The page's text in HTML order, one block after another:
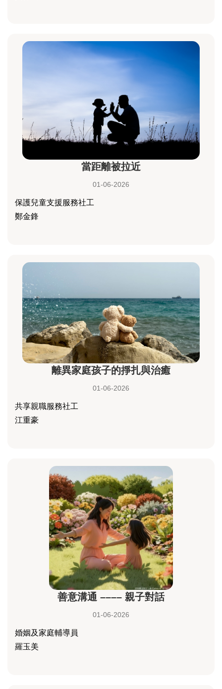
當距離被拉近
01-06-2026
保護兒童支援服務社工
鄭金鋒
離異家庭孩子的掙扎與治癒
01-06-2026
共享親職服務社工
江重豪
善意溝通 –––– 親子對話
01-06-2026
婚姻及家庭輔導員
羅玉美